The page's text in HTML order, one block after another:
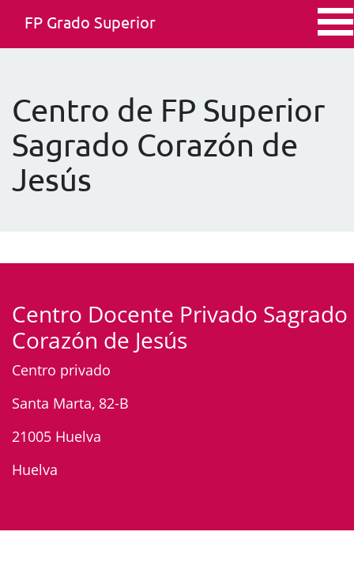
FP Grado Superior
Centro de FP Superior
Sagrado Corazón de
Jesús
Centro Docente Privado Sagrado
Corazón de Jesús
Centro privado
Santa Marta, 82-B
21005 Huelva
Huelva